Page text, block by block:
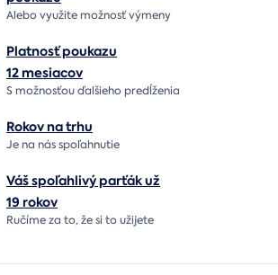
Alebo využite možnosť výmeny
Platnosť poukazu
12 mesiacov
S možnosťou ďalšieho predĺženia
Rokov natrhu
Je na násspoľahnutie
Váš spoľahlivý parťák už
19 rokov
Ručíme za to,že si to užijete